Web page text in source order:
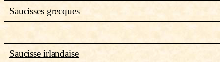
Saucisses grecques
Saucisse irlandaise